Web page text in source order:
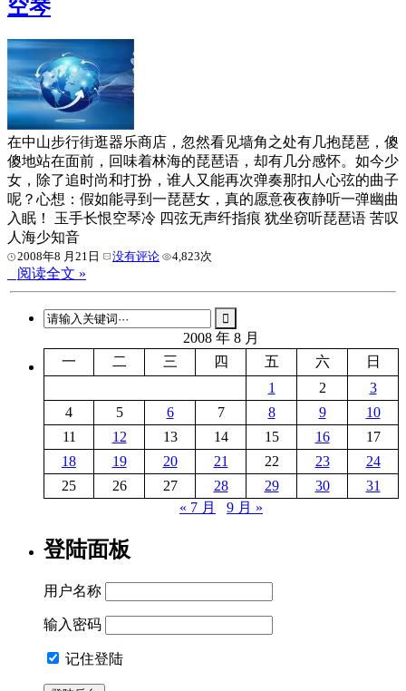
空琴
在中山步行街逛器乐商店，忽然看见墙角之处有几抱琵琶，傻
傻地站在面前，回味着林海的琵琶语，却有几分感怀。如今少
女，除了追时尚和打扮，谁人又能再次弹奏那扣人心弦的曲子
呢？心想：假如能寻到一琵琶女，真的愿意夜夜静听一弹幽曲
入眠！ 玉手长恨空琴冷 四弦无声纤指痕 犹坐窃听琵琶语 苦叹
人海少知音
2008年8 月21日 没有评论 4,823次
阅读全文 »
2008 年 8 月
一
二 三 四 五 六
日
1
2
3
4
5 6 7 8 9
10
11
12 13 14 15 16
17
18
19 20 21 22 23
24
25
26 27 28 29 30
31
« 7 月
9 月 »
登陆面板
用户名称
输入密码
记住登陆